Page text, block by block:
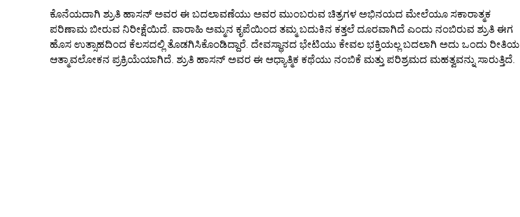
ಕೊನೆಯದಾಗಿ ಶ್ರುತಿ ಹಾಸನ್ ಅವರ ಈ ಬದಲಾವಣೆಯು ಅವರ ಮುಂಬರುವ ಚಿತ್ರಗಳ ಅಭಿನಯದ ಮೇಲೆಯೂ ಸಕಾರಾತ್ಮಕ
ಪರಿಣಾಮ ಬೀರುವ ನಿರೀಕ್ಷೆಯಿದೆ. ವಾರಾಹಿ ಅಮ್ಮನ ಕೃಪೆಯಿಂದ ತಮ್ಮ ಬದುಕಿನ ಕತ್ತಲೆ ದೂರವಾಗಿದೆ ಎಂದು ನಂಬಿರುವ ಶ್ರುತಿ ಈಗ
ಹೊಸ ಉತ್ಸಾಹದಿಂದ ಕೆಲಸದಲ್ಲಿ ತೊಡಗಿಸಿಕೊಂಡಿದ್ದಾರೆ. ದೇವಸ್ಥಾನದ ಭೇಟಿಯು ಕೇವಲ ಭಕ್ತಿಯಲ್ಲ ಬದಲಾಗಿ ಅದು ಒಂದು ರೀತಿಯ
ಆತ್ಮಾವಲೋಕನ ಪ್ರಕ್ರಿಯೆಯಾಗಿದೆ. ಶ್ರುತಿ ಹಾಸನ್ ಅವರ ಈ ಆಧ್ಯಾತ್ಮಿಕ ಕಥೆಯು ನಂಬಿಕೆ ಮತ್ತು ಪರಿಶ್ರಮದ ಮಹತ್ವವನ್ನು ಸಾರುತ್ತಿದೆ.